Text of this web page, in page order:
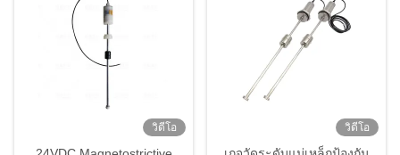
วิดีโอ วิดีโอ